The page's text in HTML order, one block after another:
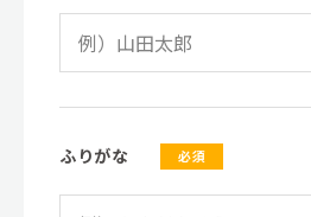
ふりがな 必須